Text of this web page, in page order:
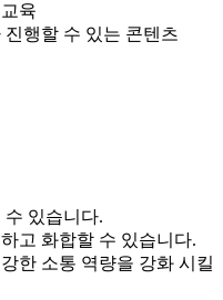
육
행할 수 있는 콘텐츠
수 있습니다.
고 화합할 수 있습니다.
한 소통 역량을 강화 시킬